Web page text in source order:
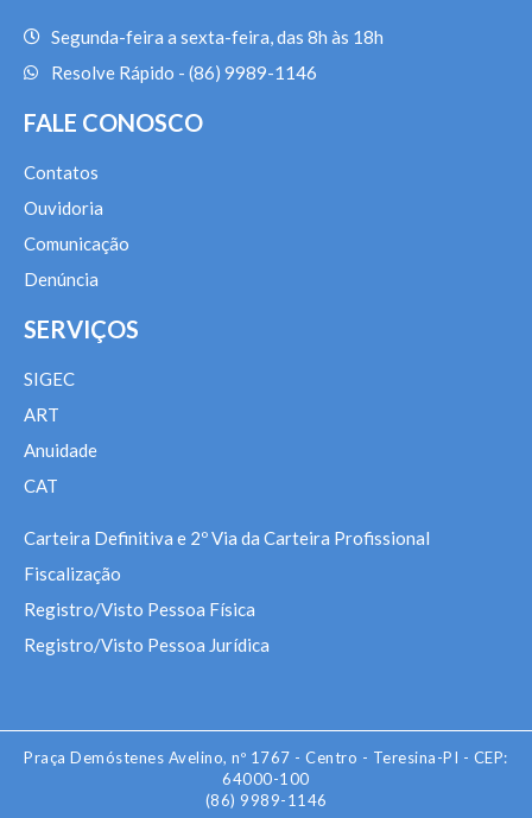
Segunda-feira a sexta-feira, das 8h às 18h
Resolve Rápido - (86) 9989-1146
FALE CONOSCO
Contatos
Ouvidoria
Comunicação
Denúncia
SERVIÇOS
SIGEC
ART
Anuidade
CAT
Carteira Definitiva e 2º Via da Carteira Profissional
Fiscalização
Registro/Visto Pessoa Física
Registro/Visto Pessoa Jurídica
Praça Demóstenes Avelino, nº 1767 - Centro - Teresina-PI - CEP:
64000-100
(86) 9989-1146